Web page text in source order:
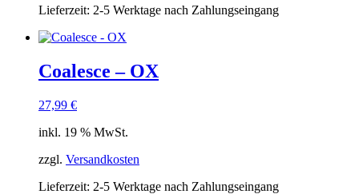
Lieferzeit: 2-5 Werktage nach Zahlungseingang
Coalesce – OX
27,99 €
inkl. 19 % MwSt.
zzgl. Versandkosten
Lieferzeit: 2-5 Werktage nach Zahlungseingang